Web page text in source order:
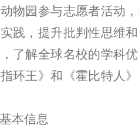
物园参与志愿者活动
践，提升批判性思维
了解全球名校的学科
环王》和《霍比特人
本信息